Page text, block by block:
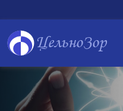
ЦельноЗор